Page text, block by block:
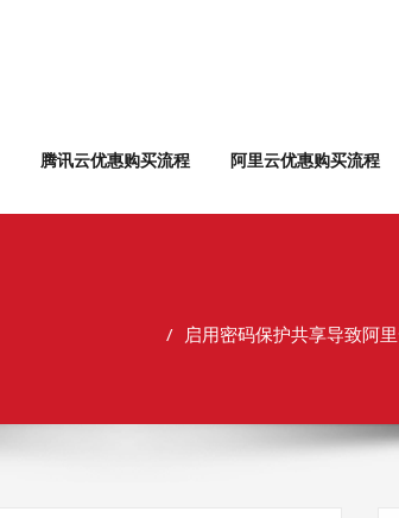
腾讯云优惠购买流程 阿里云优惠购买流程
启用密码保护共享导致阿